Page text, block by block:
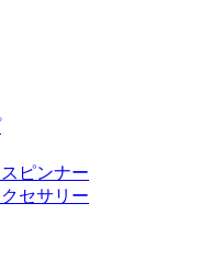
ピンナー
セサリー